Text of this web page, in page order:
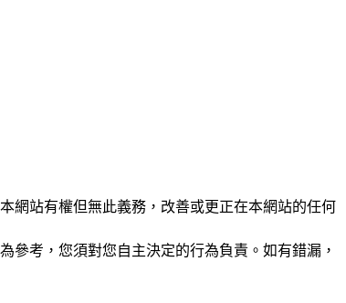
網站有權但無此義務，改善或更正在本網站的任何
參考，您須對您自主決定的行為負責。如有錯漏，